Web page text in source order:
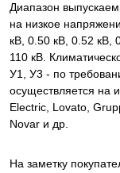
Диапазон
на низкое
кВ, 0.50 кВ, 0.52 кВ,
110 кВ.
У1, У3 - по
осуществляется на
Electric, Lovato,
Novar и др.
На заметку